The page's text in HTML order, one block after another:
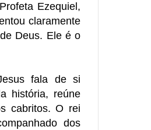
Ezequiel,
claramente
Deus. Ele é o
fala de si
história, reúne
cabritos. O rei
dos